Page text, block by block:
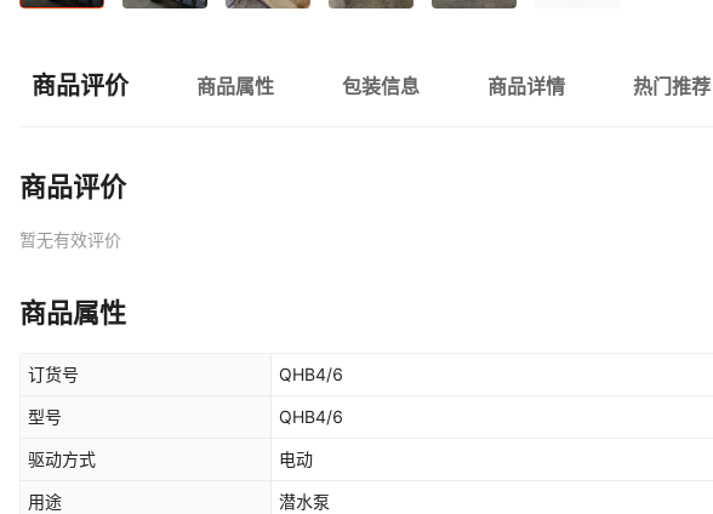
商品评价 商品属性 包装信息 商品详情 热门推荐
商品评价
暂无有效评价
商品属性
订货号 QHB4/6
型号 QHB4/6
驱动方式 电动
用途 潜水泵